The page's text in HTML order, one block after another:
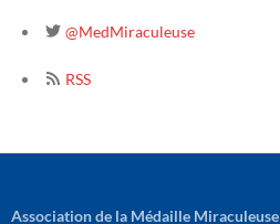
@MedMiraculeuse
RSS
Association de la Médaille Miraculeuse